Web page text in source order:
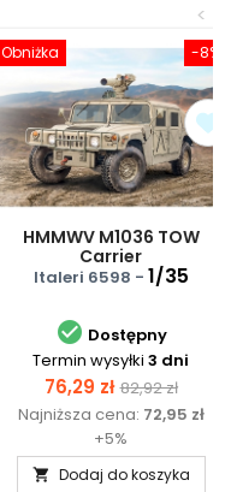
<
-8%
Obniżka
HMMWV M1036 TOW
Carrier
Italeri 6598 - 1/35
 Dostępny
Termin wysyłki 3 dni
Cena
76,29 zł Cena
82,92 zł
Najniższa cena: 72,95 zł
+5%
 Dodaj do koszyka